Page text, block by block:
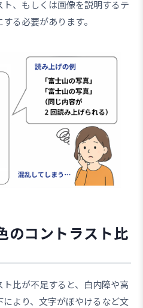
、もしくは画像を説明するテ
る必要があります。
のコントラスト比
比が不足すると、白内障や高
より、文字がぼやけるなど文